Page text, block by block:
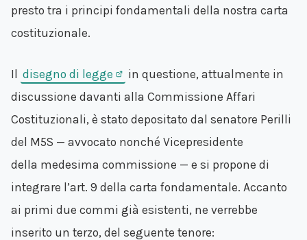
presto tra i principi fondamentali della nostra carta
costituzionale.
Il disegno di legge
in questione, attualmente in
discussione davanti alla Commissione Affari
Costituzionali, è stato depositato dal senatore Perilli
del M5S — avvocato nonché Vicepresidente
della medesima commissione — e si propone di
integrare l’art. 9 della carta fondamentale. Accanto
ai primi due commi già esistenti, ne verrebbe
inserito un terzo, del seguente tenore: